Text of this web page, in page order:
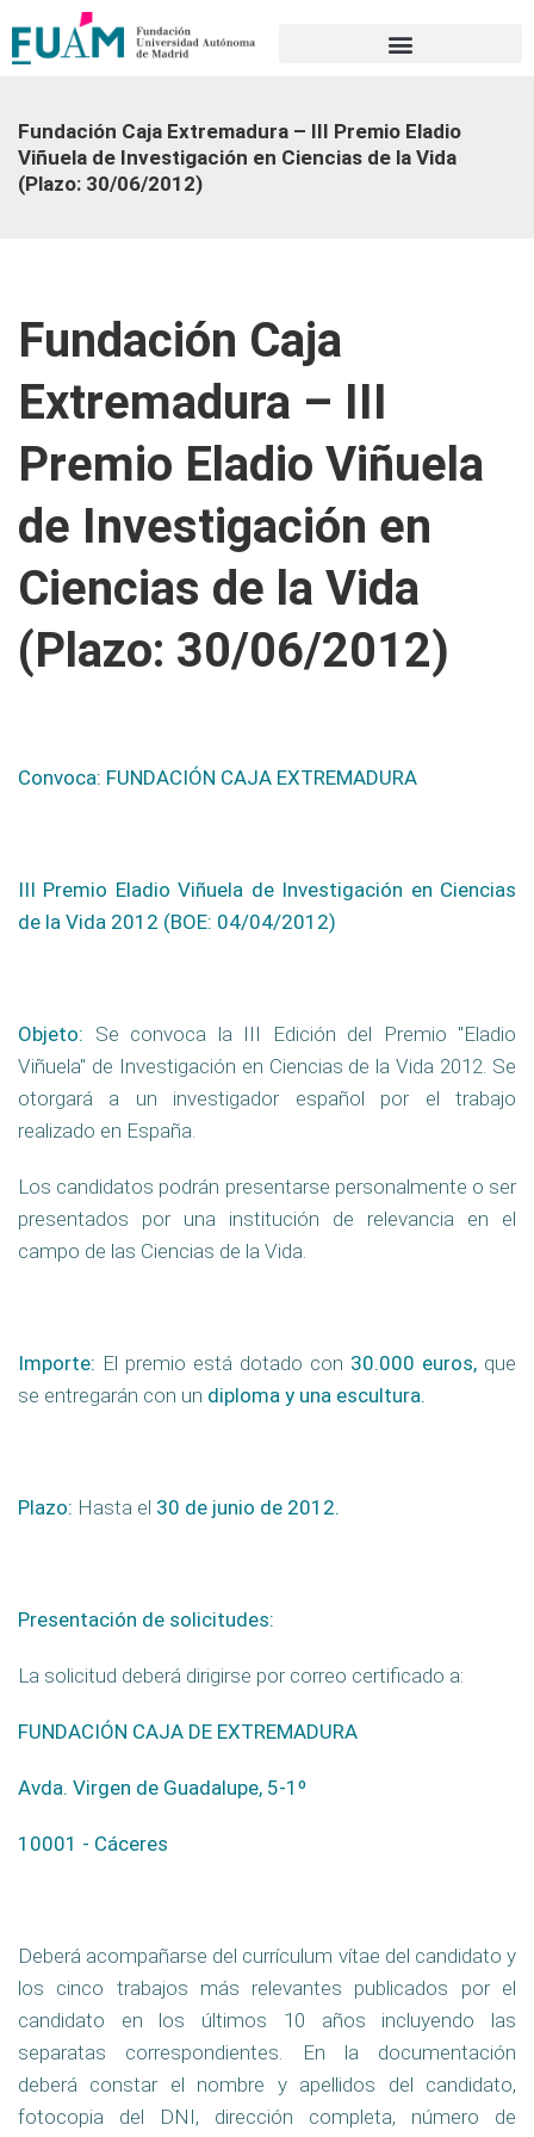
Fundación Caja Extremadura – III Premio Eladio
Viñuela de Investigación en Ciencias de la Vida
(Plazo: 30/06/2012)
Fundación Caja
Extremadura – III
Premio Eladio Viñuela
de Investigación en
Ciencias de la Vida
(Plazo: 30/06/2012)
Convoca: FUNDACIÓN CAJA EXTREMADURA
III Premio Eladio Viñuela de Investigación en Ciencias
de la Vida 2012 (BOE: 04/04/2012)
Objeto: Se convoca la III Edición del Premio "Eladio
Viñuela" de Investigación en Ciencias de la Vida 2012. Se
otorgará a un investigador español por el trabajo
realizado en España.
Los candidatos podrán presentarse personalmente o ser
presentados por una institución de relevancia en el
campo de las Ciencias de la Vida.
Importe: El premio está dotado con 30.000 euros, que
se entregarán con un diploma y una escultura.
Plazo: Hasta el 30 de junio de 2012.
Presentación de solicitudes:
La solicitud deberá dirigirse por correo certificado a:
FUNDACIÓN CAJA DE EXTREMADURA
Avda. Virgen de Guadalupe, 5-1º
10001 - Cáceres
Deberá acompañarse del currículum vítae del candidato y
los cinco trabajos más relevantes publicados por el
candidato en los últimos 10 años incluyendo las
separatas correspondientes. En la documentación
deberá constar el nombre y apellidos del candidato,
fotocopia del DNI, dirección completa, número de